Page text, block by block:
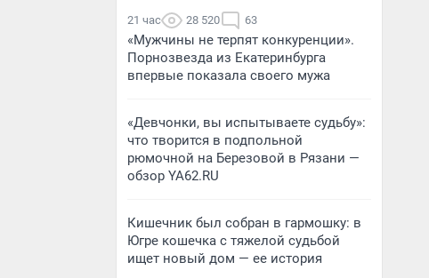
21 час 28 520 63
«Мужчины не терпят конкуренции».
Порнозвезда из Екатеринбурга
впервые показала своего мужа
«Девчонки, вы испытываете судьбу»:
что творится в подпольной
рюмочной на Березовой в Рязани —
обзор YA62.RU
Кишечник был собран в гармошку: в
Югре кошечка с тяжелой судьбой
ищет новый дом — ее история